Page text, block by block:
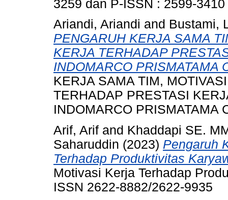
3259 dan P-ISSN : 2599-3410
Ariandi, Ariandi and Bustami,
PENGARUH KERJA SAMA
KERJA TERHADAP
INDOMARCO PRISMATAMA
KERJA SAMA TIM,
TERHADAP PRESTASI
INDOMARCO PRISMATAMA
Arif, Arif and Khaddapi SE.
Saharuddin (2023) Pengaruh
Terhadap Produktivitas
Motivasi Kerja Terhadap
ISSN 2622-8882/2622-9935